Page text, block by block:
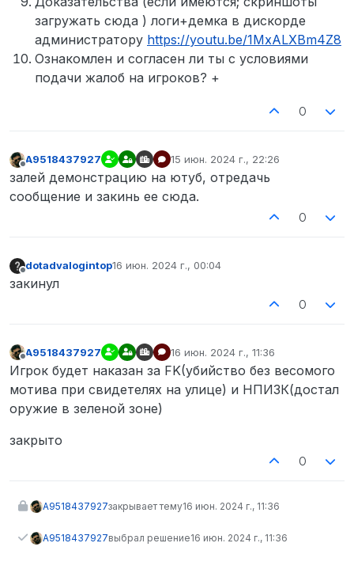
загружать сюда ) логи+демка в дискорде
администратору https://youtu.be/1MxALXBm4Z8
Ознакомлен и согласен ли ты с условиями
подачи жалоб на игроков? +
0
Не в сети
A9518437927 15 июн. 2024 г., 22:26
отредактировано
залей демонстрацию на ютуб, отредачь
сообщение и закинь ее сюда.
0
dotadvalogintop16 июн. 2024 г., 00:04
отредактировано
закинул
0
Не в сети
A9518437927 16 июн. 2024 г., 11:36
отредактировано
Игрок будет наказан за FK(убийство без весомого
мотива при свидетелях на улице) и НПИЗК(достал
оружие в зеленой зоне)
закрыто
0
A9518437927закрывает тему16 июн. 2024 г., 11:36
A9518437927выбрал решение16 июн. 2024 г., 11:36